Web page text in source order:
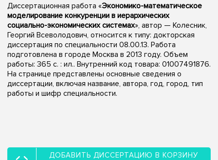
Диссертационная работа «Экономико-математическое
моделирование конкуренции в иерархических
социально-экономических системах», автор — Колесник,
Георгий Всеволодович, относится к типу: докторская
диссертация по специальности 08.00.13. Работа
подготовлена в городе Москва в 2013 году. Объем
работы: 365 с. : ил.. Внутренний код товара: 01007491876.
На странице представлены основные сведения о
диссертации, включая название, автора, год, город, тип
работы и шифр специальности.
ДОБАВИТЬ ДИССЕРТАЦИЮ В КОРЗИНУ